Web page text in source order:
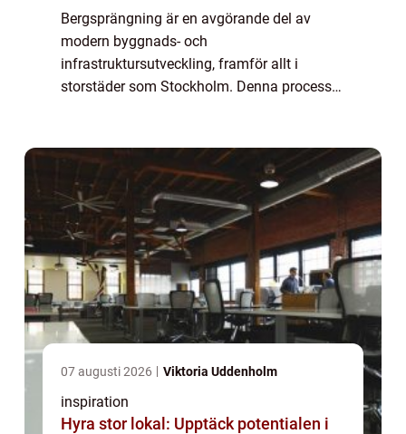
Bergsprängning är en avgörande del av
modern byggnads- och
infrastruktursutveckling, framför allt i
storstäder som Stockholm. Denna process
07 augusti 2026 Viktoria Uddenholm
inspiration
Hyra stor lokal: Upptäck potentialen i